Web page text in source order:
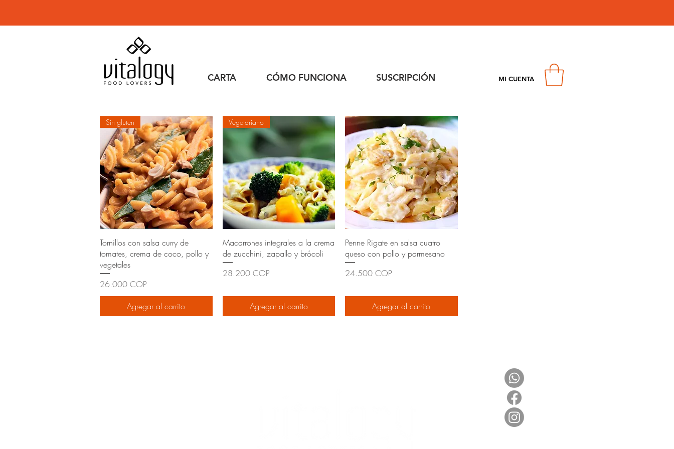
CARTA CÓMO FUNCIONA SUSCRIPCIÓN MI CUENTA
Sin gluten
Tornillos con salsa curry de
tomates, crema de coco, pollo y
vegetales
Precio
26.000 COP
Agregar al carrito
Vegetariano
Macarrones integrales a la crema
de zucchini, zapallo y brócoli
Precio
28.200 COP
Agregar al carrito
Penne Rigate en salsa cuatro
queso con pollo y parmesano
Precio
24.500 COP
Agregar al carrito